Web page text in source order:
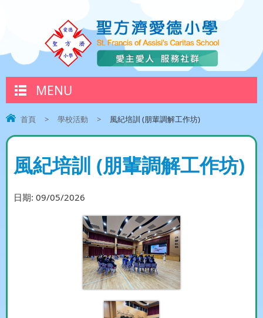
MENU
首頁 > 學校活動 > 風紀培訓 (朋輩調解工作坊)
風紀培訓 (朋輩調解工作坊)
日期: 09/05/2026